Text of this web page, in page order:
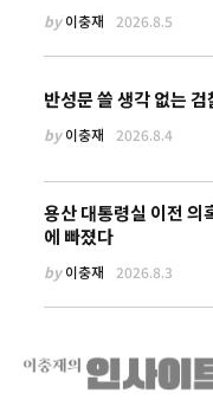
by이충재 2026.8.5
반성문 쓸 생각 없는 검
by이충재 2026.8.4
용산 대통령실 이전 의
에 빠졌다
by이충재 2026.8.3